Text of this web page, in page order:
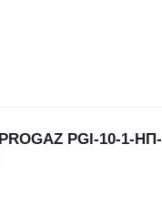
PGI-10-1-НП-